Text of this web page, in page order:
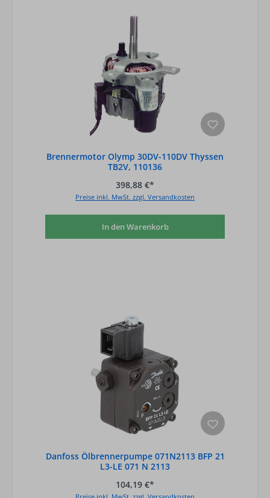
Brennermotor Olymp 30DV-110DV Thyssen
TB2V, 110136
398,88 €*
Preise inkl. MwSt. zzgl. Versandkosten
In den Warenkorb
Danfoss Ölbrennerpumpe 071N2113 BFP 21
L3-LE 071 N 2113
104,19 €*